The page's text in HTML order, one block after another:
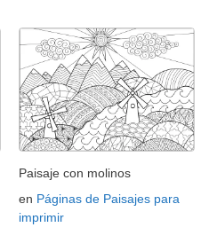
Paisaje con molinos
en Páginas de Paisajes para
imprimir